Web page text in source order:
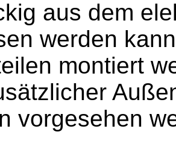
aus dem
werden
montiert
vorgesehen